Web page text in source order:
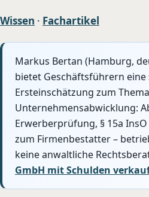
Wissen · Fachartikel
Markus Bertan (Hamburg,
bietet Geschäftsführern
Ersteinschätzung zum Thema
Unternehmensabwicklung:
Erwerberprüfung, § 15a
zum Firmenbestatter –
keine anwaltliche
GmbH mit Schulden